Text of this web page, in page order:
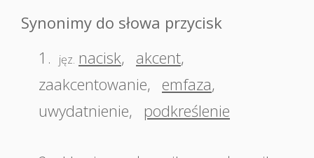
Synonimy do słowa przycisk
1.
jęz. nacisk, akcent,
zaakcentowanie, emfaza,
uwydatnienie, podkreślenie